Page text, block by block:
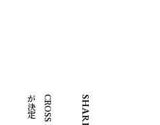
定 SHARE